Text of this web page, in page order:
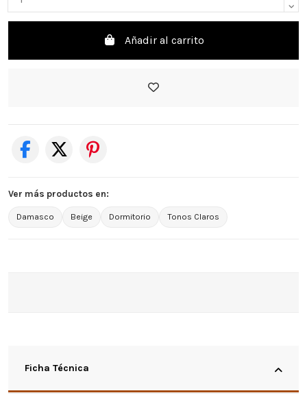
Añadir al carrito
Ver más productos en:
Damasco Beige Dormitorio Tonos Claros
Ficha Técnica